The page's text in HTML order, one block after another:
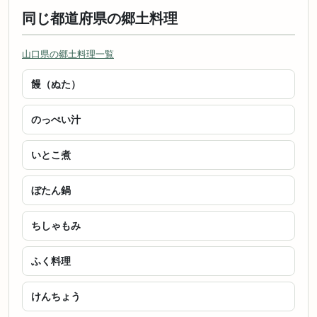
同じ都道府県の郷土料理
山口県の郷土料理一覧
饅（ぬた）
のっぺい汁
いとこ煮
ぼたん鍋
ちしゃもみ
ふく料理
けんちょう